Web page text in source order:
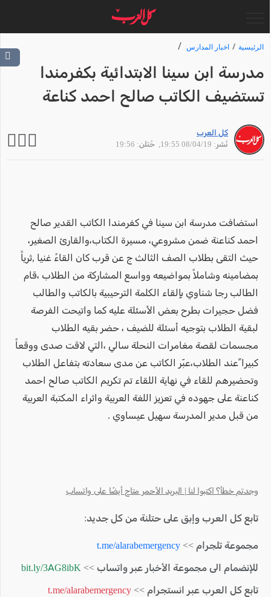
الرئيسية اخبار المدارس
مدرسة ابن سينا الابتدائية بكفرمندا
تستضيف الكاتب صالح احمد كناعة
كل العرب
نُشر: 08/04/19 19:55
, حُتلن: 19:56
استضافت مدرسة ابن سينا في كفرمندا الكاتب القدير صالح
احمد كناعنة ضمن مشروعي، مسيرة الكتاب،والقارئ الصغير،
حيث التقى بطلاب الصف الثالث ج عن قرب كان القاءً غنيا ,ثرياً
بمضامينه وشاملاً بمواضيعه وواسع المشاركة من الطلاب ،قام
الطالب رجا شناوي بإلقاء الكلمة الترحيبية بالكاتب والطالب
فضل حجيرات بطرح بعض الأسئلة عليه كما واتيحت الفرصة
لبقية الطلاب بتوجيه أسئلة للضيف ، حضر بقيه الطلاب
مجسمات لقصة مغامرات النحلة سالي ،التي لاقت صدى ووقعاً
كبيرا ًعند الطلاب،عبّر الكاتب عن مدى سعادته بتفاعل الطلاب
وتحضيرهم للقاء في نهاية اللقاء تم تكريم الكاتب صالح احمد
كناعنة على جهوده في تعزيز اللغة العربية واثراء المكتبة العربية
من قبل مدير المدرسة سهيل عيساوي .
وجدتم خطأ؟ اكتبوا لنا | البريد الأحمر متاح أيضًا على واتساب
تابع كل العرب وإبق على حتلنة من كل جديد:
مجموعة تلجرام >> t.me/alarabemergency
للإنضمام الى مجموعة الأخبار عبر واتساب >> bit.ly/3AG8ibK
تابع كل العرب عبر انستجرام >> t.me/alarabemergency